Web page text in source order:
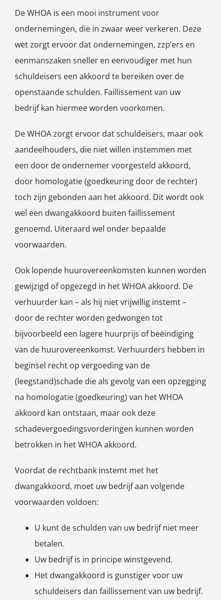
De WHOA is een mooi instrument voor
ondernemingen, die in zwaar weer verkeren. Deze
wet zorgt ervoor dat ondernemingen, zzp’ers en
eenmanszaken sneller en eenvoudiger met hun
schuldeisers een akkoord te bereiken over de
openstaande schulden. Faillissement van uw
bedrijf kan hiermee worden voorkomen.
De WHOA zorgt ervoor dat schuldeisers, maar ook
aandeelhouders, die niet willen instemmen met
een door de ondernemer voorgesteld akkoord,
door homologatie (goedkeuring door de rechter)
toch zijn gebonden aan het akkoord. Dit wordt ook
wel een dwangakkoord buiten faillissement
genoemd. Uiteraard wel onder bepaalde
voorwaarden.
Ook lopende huurovereenkomsten kunnen worden
gewijzigd of opgezegd in het WHOA akkoord. De
verhuurder kan – als hij niet vrijwillig instemt –
door de rechter worden gedwongen tot
bijvoorbeeld een lagere huurprijs of beëindiging
van de huurovereenkomst. Verhuurders hebben in
beginsel recht op vergoeding van de
(leegstand)schade die als gevolg van een opzegging
na homologatie (goedkeuring) van het WHOA
akkoord kan ontstaan, maar ook deze
schadevergoedingsvorderingen kunnen worden
betrokken in het WHOA akkoord.
Voordat de rechtbank instemt met het
dwangakkoord, moet uw bedrijf aan volgende
voorwaarden voldoen:
U kunt de schulden van uw bedrijf niet meer
betalen.
Uw bedrijf is in principe winstgevend.
Het dwangakkoord is gunstiger voor uw
schuldeisers dan faillissement van uw bedrijf.